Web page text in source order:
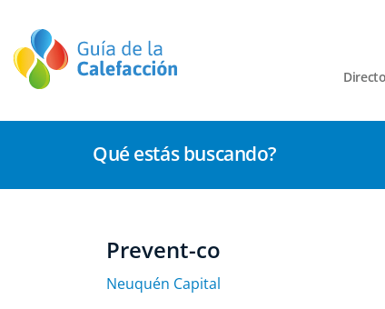
Qué estás buscando?
Prevent-co
Neuquén Capital